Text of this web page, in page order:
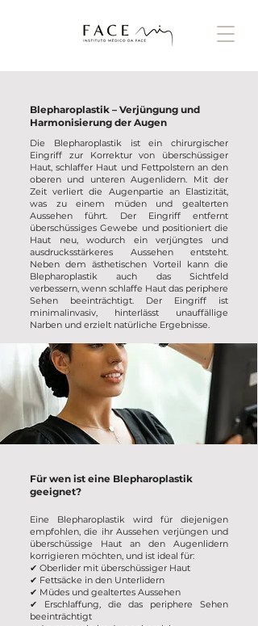
Blepharoplastik – Verjüngung und
Harmonisierung der Augen
Die Blepharoplastik ist ein chirurgischer
Eingriff zur Korrektur von überschüssiger
Haut, schlaffer Haut und Fettpolstern an den
oberen und unteren Augenlidern. Mit der
Zeit verliert die Augenpartie an Elastizität,
was zu einem müden und gealterten
Aussehen führt. Der Eingriff entfernt
überschüssiges Gewebe und positioniert die
Haut neu, wodurch ein verjüngtes und
ausdrucksstärkeres Aussehen entsteht.
Neben dem ästhetischen Vorteil kann die
Blepharoplastik auch das Sichtfeld
verbessern, wenn schlaffe Haut das periphere
Sehen beeinträchtigt. Der Eingriff ist
minimalinvasiv, hinterlässt unauffällige
Narben und erzielt natürliche Ergebnisse.
Für wen ist eine Blepharoplastik
geeignet?
Eine Blepharoplastik wird für diejenigen
empfohlen, die ihr Aussehen verjüngen und
überschüssige Haut an den Augenlidern
korrigieren möchten, und ist ideal für:
✔ Oberlider mit überschüssiger Haut
✔ Fettsäcke in den Unterlidern
✔ Müdes und gealtertes Aussehen
✔ Erschlaffung, die das periphere Sehen
beeinträchtigt